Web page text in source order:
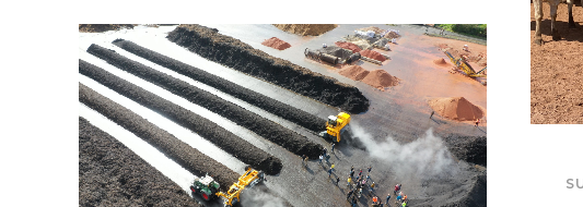
SUIVRE
DANS
LA
GESTION
DES
DÉCHETS